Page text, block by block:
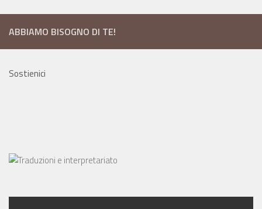
ABBIAMO BISOGNO DI TE!
Sostienici